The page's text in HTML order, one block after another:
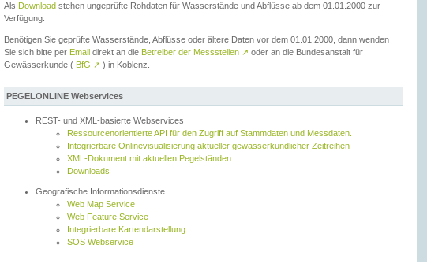
Als Download stehen ungeprüfte Rohdaten für Wasserstände und Abflüsse ab dem 01.01.2000 zur
Verfügung.
Benötigen Sie geprüfte Wasserstände, Abflüsse oder ältere Daten vor dem 01.01.2000, dann wenden
Sie sich bitte per Email direkt an die Betreiber der Messstellen ↗ oder an die Bundesanstalt für
Gewässerkunde ( BfG ↗ ) in Koblenz.
PEGELONLINE Webservices
REST- und XML-basierte Webservices
Ressourcenorientierte API für den Zugriff auf Stammdaten und Messdaten.
Integrierbare Onlinevisualisierung aktueller gewässerkundlicher Zeitreihen
XML-Dokument mit aktuellen Pegelständen
Downloads
Geografische Informationsdienste
Web Map Service
Web Feature Service
Integrierbare Kartendarstellung
SOS Webservice